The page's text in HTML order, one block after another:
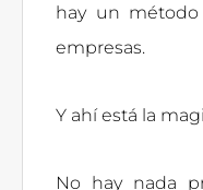
hay un método
empresas.
Y ahí está la
No hay nada